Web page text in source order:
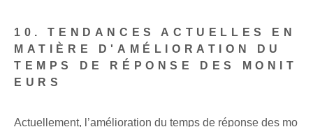
10. TENDANCES ACTUELLES EN
MATIÈRE D'AMÉLIORATION DU
TEMPS DE RÉPONSE DES MONIT
EURS
Actuellement, l’amélioration du temps de réponse des mo